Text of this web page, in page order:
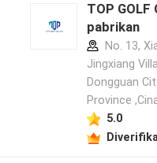
TOP GOLF
pabrikan
No. 13,
Jingxiang
Dongguan
Province
5.0